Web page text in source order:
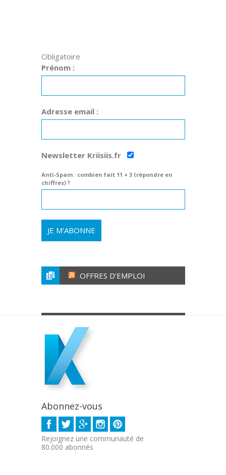
Obligatoire
Prénom :
Adresse email :
Newsletter Kriisiis.fr
Anti-Spam : combien fait 11 + 3 (répondre en
chiffres) ?
OFFRES D’EMPLOI
Abonnez-vous
Rejoignez une communauté de
80.000 abonnés